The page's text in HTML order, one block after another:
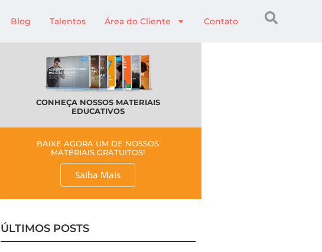
Blog Talentos Área do Cliente Contato
CONHEÇA NOSSOS MATERIAIS
EDUCATIVOS
BAIXE AGORA UM DE NOSSOS
MATERIAIS GRATUITOS!
Saiba Mais
ÚLTIMOS POSTS